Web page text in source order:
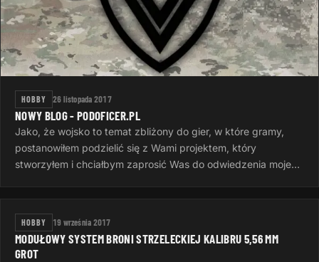
HOBBY 26 listopada 2017
NOWY BLOG - PODOFICER.PL
Jako, że wojsko to temat zbliżony do gier, w które gramy,
postanowiłem podzielić się z Wami projektem, który
stworzyłem i chciałbym zaprosić Was do odwiedzenia mojego
HOBBY 19 września 2017
MODUŁOWY SYSTEM BRONI STRZELECKIEJ KALIBRU 5,56 MM
GROT